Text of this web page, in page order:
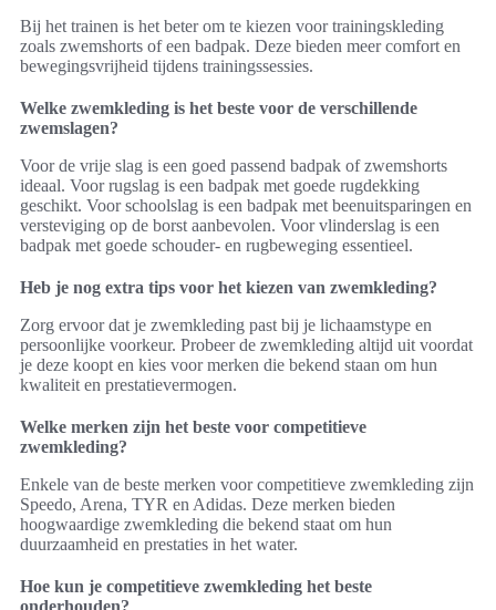
Bij het trainen is het beter om te kiezen voor trainingskleding
zoals zwemshorts of een badpak. Deze bieden meer comfort en
bewegingsvrijheid tijdens trainingssessies.
Welke zwemkleding is het beste voor de verschillende
zwemslagen?
Voor de vrije slag is een goed passend badpak of zwemshorts
ideaal. Voor rugslag is een badpak met goede rugdekking
geschikt. Voor schoolslag is een badpak met beenuitsparingen en
versteviging op de borst aanbevolen. Voor vlinderslag is een
badpak met goede schouder- en rugbeweging essentieel.
Heb je nog extra tips voor het kiezen van zwemkleding?
Zorg ervoor dat je zwemkleding past bij je lichaamstype en
persoonlijke voorkeur. Probeer de zwemkleding altijd uit voordat
je deze koopt en kies voor merken die bekend staan om hun
kwaliteit en prestatievermogen.
Welke merken zijn het beste voor competitieve
zwemkleding?
Enkele van de beste merken voor competitieve zwemkleding zijn
Speedo, Arena, TYR en Adidas. Deze merken bieden
hoogwaardige zwemkleding die bekend staat om hun
duurzaamheid en prestaties in het water.
Hoe kun je competitieve zwemkleding het beste